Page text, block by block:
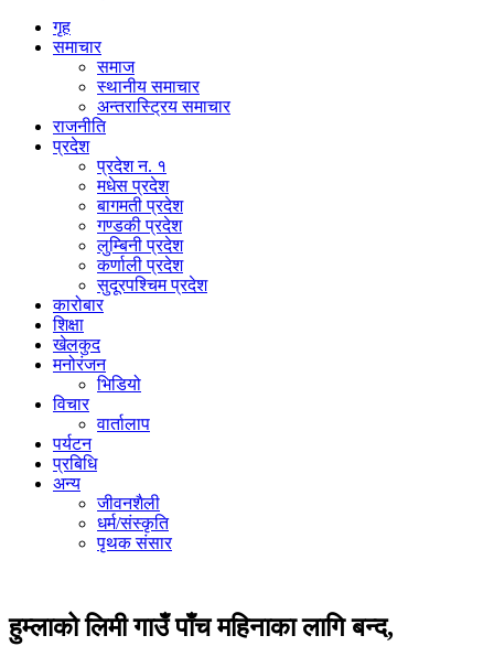
गृह
समाचार
समाज
स्थानीय समाचार
अन्तरास्ट्रिय समाचार
राजनीति
प्रदेश
प्रदेश न. १
मधेस प्रदेश
बागमती प्रदेश
गण्डकी प्रदेश
लुम्बिनी प्रदेश
कर्णाली प्रदेश
सुदूरपश्चिम प्रदेश
कारोबार
शिक्षा
खेलकुद
मनोरंजन
भिडियो
विचार
वार्तालाप
पर्यटन
प्रबिधि
अन्य
जीवनशैली
धर्म/संस्कृति
पृथक संसार
हुम्लाको लिमी गाउँ पाँच महिनाका लागि बन्द,